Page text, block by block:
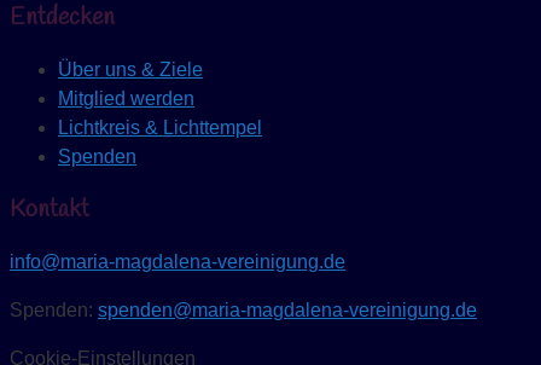
Entdecken
Über uns & Ziele
Mitglied werden
Lichtkreis & Lichttempel
Spenden
Kontakt
info@maria-magdalena-vereinigung.de
Spenden: spenden@maria-magdalena-vereinigung.de
Cookie-Einstellungen